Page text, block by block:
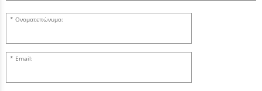
Ονοματεπώνυμο:
Email: